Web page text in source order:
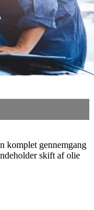
komplet gennemgang
skift af olie